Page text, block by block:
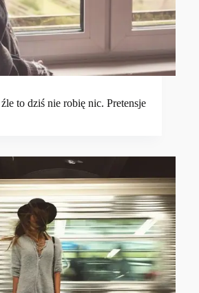
to dziś nie robię nic. Pretensje